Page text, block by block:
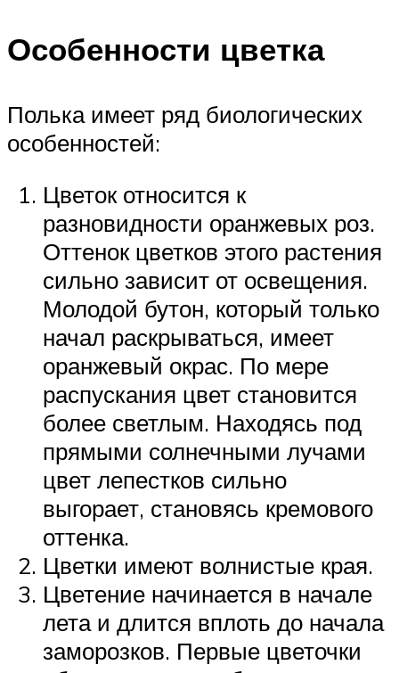
Особенности цветка
Полька имеет ряд биологических
особенностей:
Цветок относится к
разновидности оранжевых роз.
Оттенок цветков этого растения
сильно зависит от освещения.
Молодой бутон, который только
начал раскрываться, имеет
оранжевый окрас. По мере
распускания цвет становится
более светлым. Находясь под
прямыми солнечными лучами
цвет лепестков сильно
выгорает, становясь кремового
оттенка.
Цветки имеют волнистые края.
Цветение начинается в начале
лета и длится вплоть до начала
заморозков. Первые цветочки